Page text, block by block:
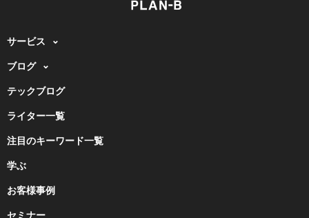
サービス
ブログ
テックブログ
ライター一覧
注目のキーワード一覧
学ぶ
お客様事例
セミナー